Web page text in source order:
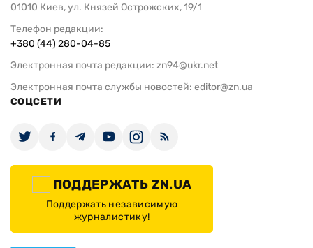
01010 Киев, ул. Князей Острожских, 19/1
Телефон редакции:
+380 (44) 280-04-85
Электронная почта редакции: zn94@ukr.net
Электронная почта службы новостей: editor@zn.ua
СОЦСЕТИ
ПОДДЕРЖАТЬ ZN.UA
Поддержать независимую
журналистику!